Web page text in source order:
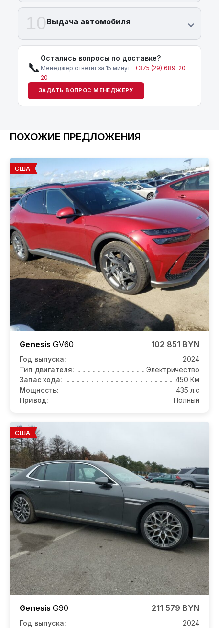
10Выдача автомобиля
📞
Остались вопросы по доставке?
Менеджер ответит за 15 минут · +375 (29) 689-20-
20
ЗАДАТЬ ВОПРОС МЕНЕДЖЕРУ
ПОХОЖИЕ ПРЕДЛОЖЕНИЯ
США
Genesis GV60 102 851 BYN
Год выпуска:
2024
Тип двигателя:
Электричество
Запас хода:
450 Км
Мощность:
435 л.с
Привод:
Полный
США
Genesis G90 211 579 BYN
Год выпуска:
2024